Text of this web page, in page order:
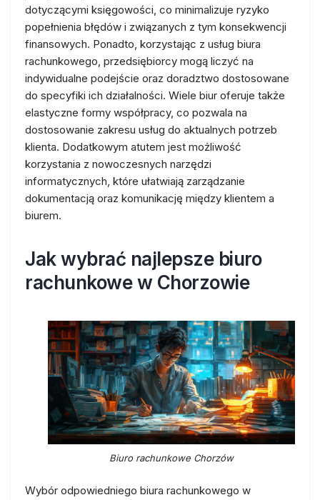
dotyczącymi księgowości, co minimalizuje ryzyko
popełnienia błędów i związanych z tym konsekwencji
finansowych. Ponadto, korzystając z usług biura
rachunkowego, przedsiębiorcy mogą liczyć na
indywidualne podejście oraz doradztwo dostosowane
do specyfiki ich działalności. Wiele biur oferuje także
elastyczne formy współpracy, co pozwala na
dostosowanie zakresu usług do aktualnych potrzeb
klienta. Dodatkowym atutem jest możliwość
korzystania z nowoczesnych narzędzi
informatycznych, które ułatwiają zarządzanie
dokumentacją oraz komunikację między klientem a
biurem.
Jak wybrać najlepsze biuro
rachunkowe w Chorzowie
Biuro rachunkowe Chorzów
Wybór odpowiedniego biura rachunkowego w